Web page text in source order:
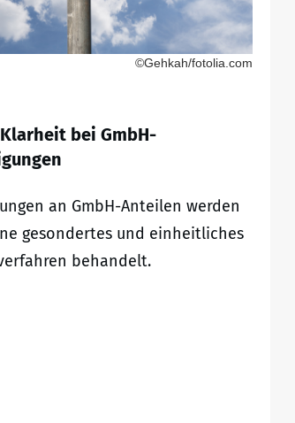
©Gehkah/fotolia.com
bei GmbH-
an GmbH-Anteilen werden
gesondertes und einheitliches
behandelt.